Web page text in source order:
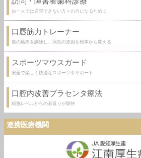
お一人では通院できない方々の力になるために
口唇筋力トレーナー
唇の筋肉を訓練し、病気の原因を根本から変える
スポーツマウスガード
安全で楽しく快適なスポーツをサポート
口腔内改善プラセンタ療法
細胞レベルからの若返りが期待
連携医療機関